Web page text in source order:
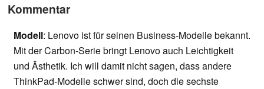
Kommentar
Modell: Lenovo ist für seinen Business-Modelle bekannt.
Mit der Carbon-Serie bringt Lenovo auch Leichtigkeit
und Ästhetik. Ich will damit nicht sagen, dass andere
ThinkPad-Modelle schwer sind, doch die sechste